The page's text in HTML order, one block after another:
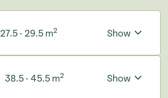
27.5 - 29.5 m2 Show
38.5 - 45.5 m2 Show